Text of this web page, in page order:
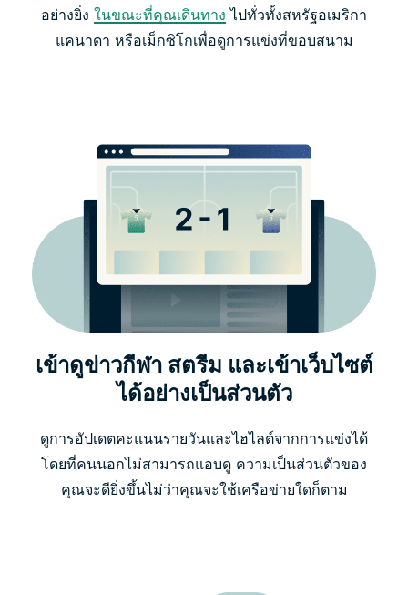
อย่างยิ่ง ในขณะที่คุณเดินทาง ไปทั่วทั้งสหรัฐอเมริกา
แคนาดา หรือเม็กซิโกเพื่อดูการแข่งที่ขอบสนาม
เข้าดูข่าวกีฬา สตรีม และเข้าเว็บไซต์
ได้อย่างเป็นส่วนตัว
ดูการอัปเดตคะแนนรายวันและไฮไลต์จากการแข่งได้
โดยที่คนนอกไม่สามารถแอบดู ความเป็นส่วนตัวของ
คุณจะดียิ่งขึ้นไม่ว่าคุณจะใช้เครือข่ายใดก็ตาม